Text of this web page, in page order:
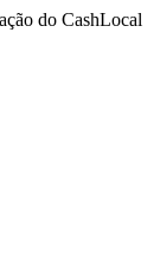
do CashLocal